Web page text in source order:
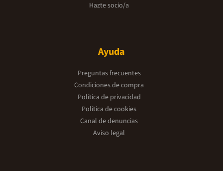
Hazte socio/a
Ayuda
Preguntas frecuentes
Condiciones de compra
Política de privacidad
Política de cookies
Canal de denuncias
Aviso legal